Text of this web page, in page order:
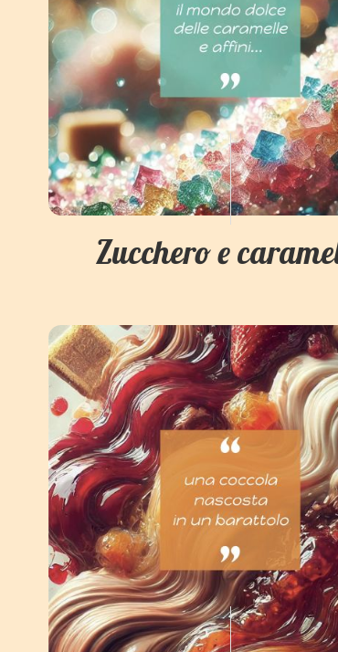
Zucchero e